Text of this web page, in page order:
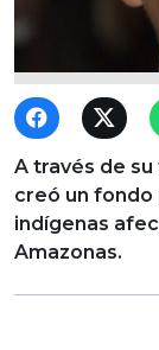
A través de
creó un fondo
indígenas
Amazonas.